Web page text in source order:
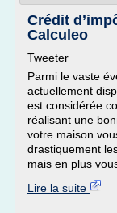
Crédit
Calculeo
Tweeter
Parmi le vaste
actuellement
est considérée
réalisant une
votre maison
drastiquement
mais en plus
Lire la suite